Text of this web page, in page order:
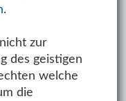
.
zur
des geistigen
welche
die